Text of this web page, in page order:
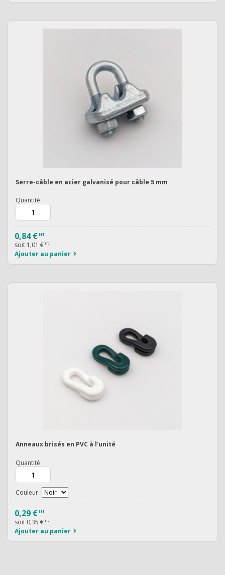
Serre-câble en acier galvanisé pour câble 5 mm
Quantité
0,84 € HT
soit 1,01 € TTC
Ajouter au panier
Anneaux brisés en PVC à l'unité
Quantité
Couleur
0,29 € HT
soit 0,35 € TTC
Ajouter au panier